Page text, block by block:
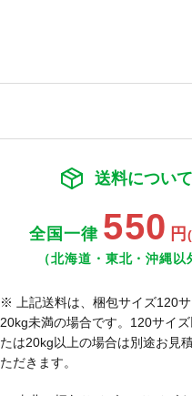
送料について
全国一律 550 円
（北海道・東北・沖縄以
※ 上記送料は、梱包サイズ120サ
20kg未満の場合です。120サイズ
たは20kg以上の場合は別途お見
ただきます。